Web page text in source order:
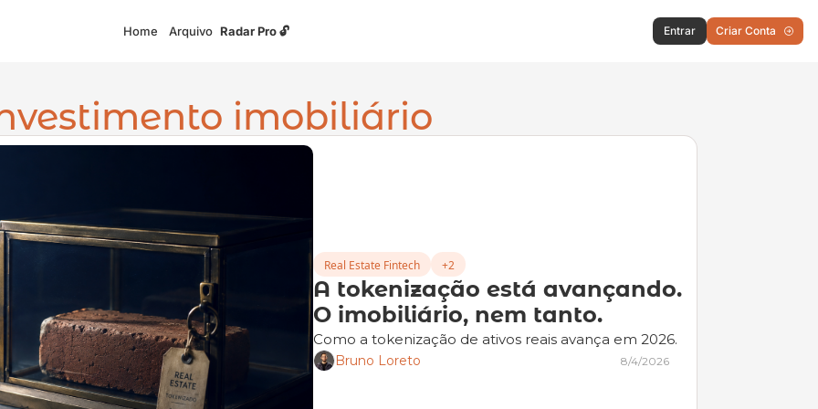
Home Arquivo Radar Pro 🔓 Entrar Criar Conta
imobiliário
Real Estate Fintech +2
A tokenização está avançando.
O imobiliário, nem tanto.
Como a tokenização de ativos reais avança em 2026.
Bruno Loreto 8/4/2026